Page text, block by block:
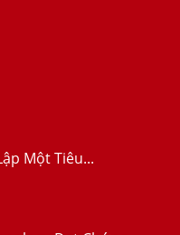
Một Tiêu...